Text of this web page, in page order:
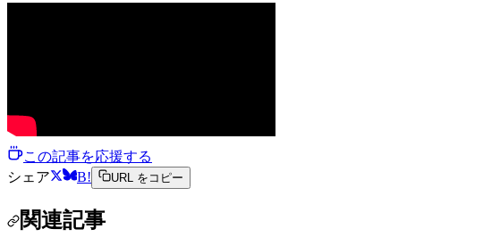
この記事を応援する
シェア
B! URL をコピー
関連記事